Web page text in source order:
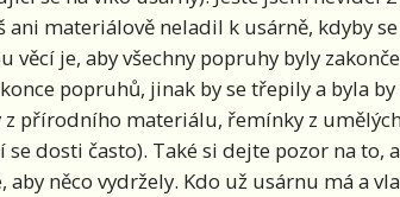
ani materiálově neladil k usárně, kdyby
věcí je, aby všechny popruhy byly
popruhů, jinak by se třepily a byla
přírodního materiálu, řemínky z
se dosti často). Také si dejte pozor na to,
aby něco vydržely. Kdo už usárnu má a